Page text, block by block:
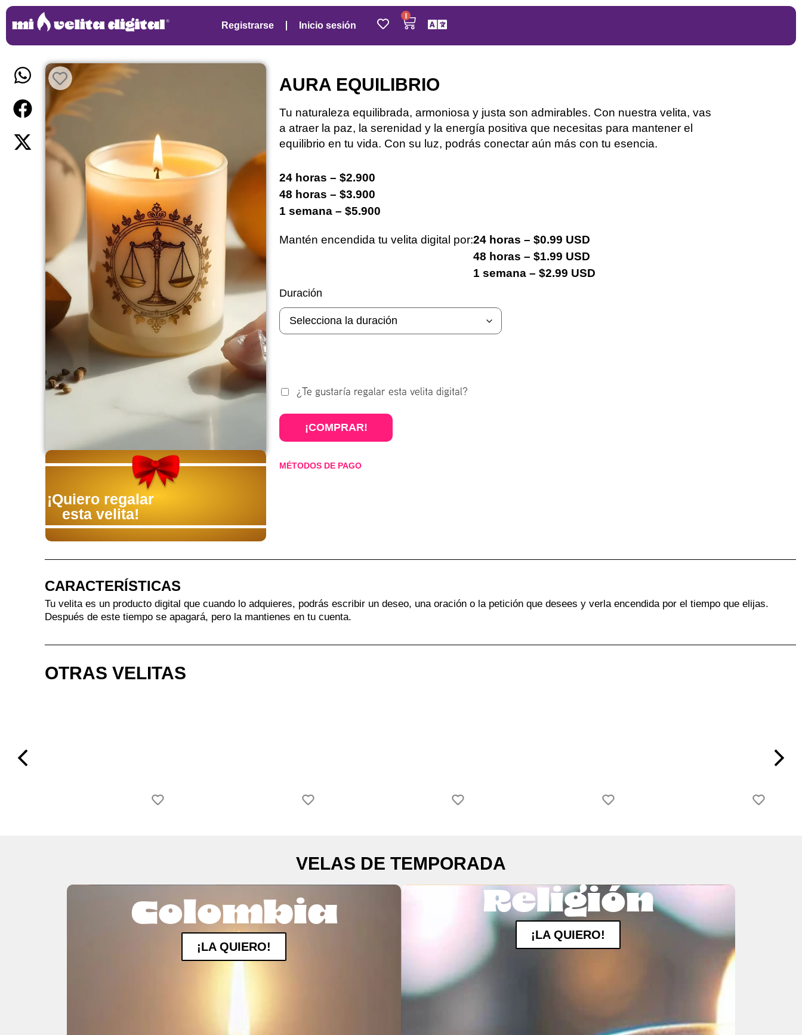
Registrarse Inicio sesión
0
¡Quiero regalar
esta velita!
AURA EQUILIBRIO
Tu naturaleza equilibrada, armoniosa y justa son admirables. Con nuestra velita, vas
a atraer la paz, la serenidad y la energía positiva que necesitas para mantener el
equilibrio en tu vida. Con su luz, podrás conectar aún más con tu esencia.
24 horas – $2.900
48 horas – $3.900
1 semana – $5.900
Mantén encendida tu velita digital por:24 horas – $0.99 USD
48 horas – $1.99 USD
1 semana – $2.99 USD
Duración
¿Te gustaría regalar esta velita digital?
¡COMPRAR!
MÉTODOS DE PAGO
CARACTERÍSTICAS
Tu velita es un producto digital que cuando lo adquieres, podrás escribir un deseo, una oración o la petición que desees y verla encendida por el tiempo que elijas.
Después de este tiempo se apagará, pero la mantienes en tu cuenta.
OTRAS VELITAS
VELAS DE TEMPORADA
Colombia
¡LA QUIERO!
Religión
¡LA QUIERO!